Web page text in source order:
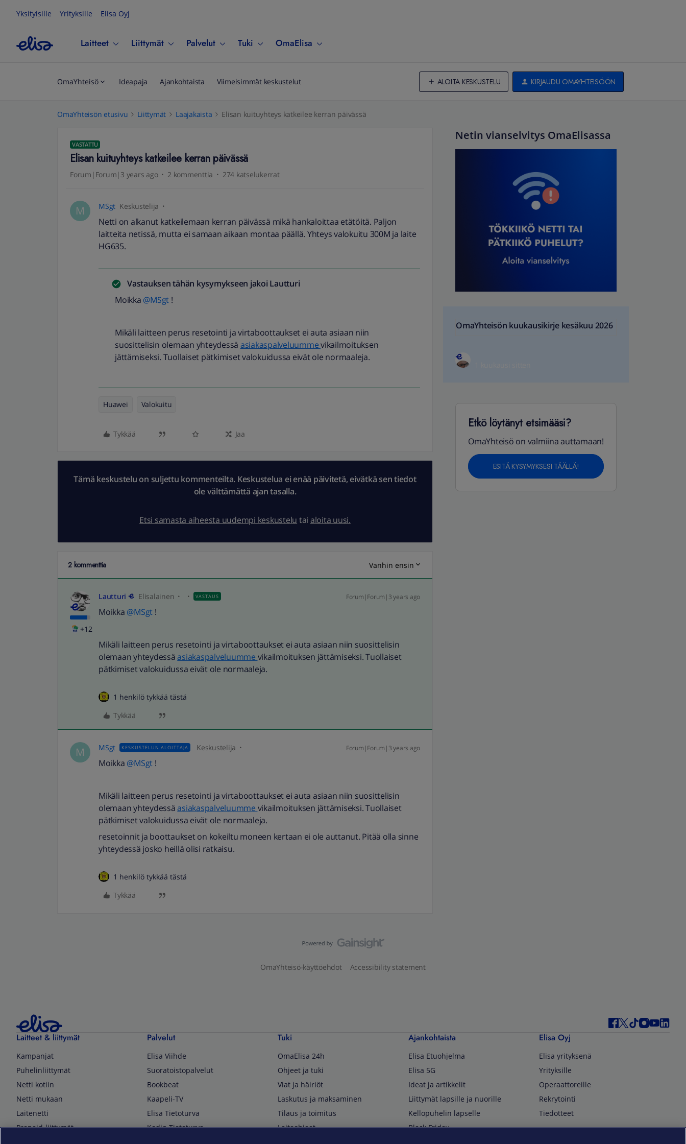
Yksityisille Yrityksille Elisa Oyj
Laitteet Liittymät Palvelut Tuki OmaElisa
OmaYhteisö Ideapaja Ajankohtaista Viimeisimmät keskustelut ALOITA KESKUSTELU KIRJAUDU OMAYHTEISÖÖN
OmaYhteisön etusivu Liittymät Laajakaista Elisan kuituyhteys katkeilee kerran päivässä
VASTATTU
Elisan kuituyhteys katkeilee kerran päivässä
Forum|Forum|3 years ago 2 kommenttia 274 katselukerrat
M MSgt Keskustelija
Netti on alkanut katkeilemaan kerran päivässä mikä hankaloittaa etätöitä. Paljon
laitteita netissä, mutta ei samaan aikaan montaa päällä. Yhteys valokuitu 300M ja laite
HG635.
Vastauksen tähän kysymykseen jakoi Lautturi
Moikka @MSgt !
Mikäli laitteen perus resetointi ja virtaboottaukset ei auta asiaan niin
suosittelisin olemaan yhteydessä asiakaspalveluummevikailmoituksen
jättämiseksi. Tuollaiset pätkimiset valokuidussa eivät ole normaaleja.
Huawei Valokuitu
Tykkää Jaa
Tämä keskustelu on suljettu kommenteilta. Keskustelua ei enää päivitetä, eivätkä sen tiedot
ole välttämättä ajan tasalla.
Etsi samasta aiheesta uudempi keskustelu tai aloita uusi.
2 kommenttia Vanhin ensin
+12
Lautturi Elisalainen VASTAUS Forum|Forum|3 years ago
Moikka @MSgt !
Mikäli laitteen perus resetointi ja virtaboottaukset ei auta asiaan niin suosittelisin
olemaan yhteydessäasiakaspalveluumme vikailmoituksen jättämiseksi. Tuollaiset
pätkimiset valokuidussa eivät ole normaaleja.
1 henkilö tykkää tästä
Tykkää
M MSgt KESKUSTELUN ALOITTAJA Keskustelija Forum|Forum|3 years ago
Moikka @MSgt !
Mikäli laitteen perus resetointi ja virtaboottaukset ei auta asiaan niin suosittelisin
olemaan yhteydessäasiakaspalveluumme vikailmoituksen jättämiseksi. Tuollaiset
pätkimiset valokuidussa eivät ole normaaleja.
resetoinnit ja boottaukset on kokeiltu moneen kertaan ei ole auttanut. Pitää olla sinne
yhteydessä josko heillä olisi ratkaisu.
1 henkilö tykkää tästä
Tykkää
Netin vianselvitys OmaElisassa
OmaYhteisön kuukausikirje kesäkuu 2026
Etkö löytänyt etsimääsi?
OmaYhteisö on valmiina auttamaan!
ESITÄ KYSYMYKSESI TÄÄLLÄ!
OmaYhteisö-käyttöehdot Accessibility statement
Laitteet & liittymät
Kampanjat
Puhelinliittymät
Netti kotiin
Netti mukaan
Laitenetti
Prepaid-liittymät
Palvelut
Elisa Viihde
Suoratoistopalvelut
Bookbeat
Kaapeli-TV
Elisa Tietoturva
Kodin Tietoturva
Tuki
OmaElisa 24h
Ohjeet ja tuki
Viat ja häiriöt
Laskutus ja maksaminen
Tilaus ja toimitus
Laiteohjeet
Ajankohtaista
Elisa Etuohjelma
Elisa 5G
Ideat ja artikkelit
Liittymät lapsille ja nuorille
Kellopuhelin lapselle
Black Friday
Elisa Oyj
Elisa yrityksenä
Yrityksille
Operaattoreille
Rekrytointi
Tiedotteet